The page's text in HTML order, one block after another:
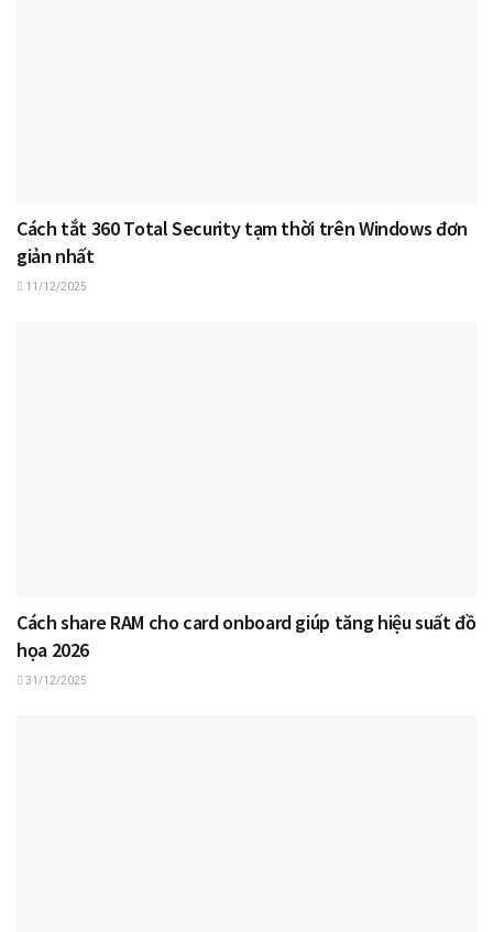
Cách tắt 360 Total Security tạm thời trên Windows đơn
giản nhất
11/12/2025
Cách share RAM cho card onboard giúp tăng hiệu suất đồ
họa 2026
31/12/2025